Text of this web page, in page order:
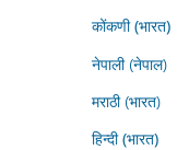
कोंकणी (भारत)
नेपाली (नेपाल)
मराठी (भारत)
हिन्दी (भारत)